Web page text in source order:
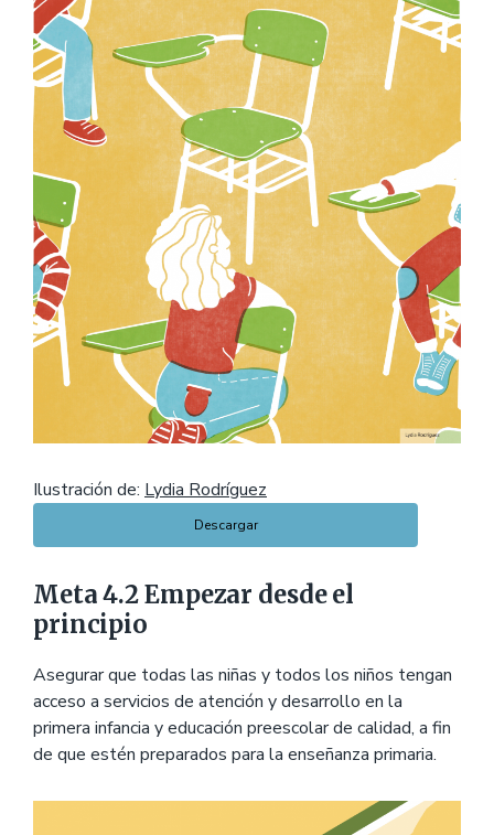
Ilustración de: Lydia Rodríguez
Descargar
Meta 4.2 Empezar desde el
principio
Asegurar que todas las niñas y todos los niños tengan
acceso a servicios de atención y desarrollo en la
primera infancia y educación preescolar de calidad, a fin
de que estén preparados para la enseñanza primaria.